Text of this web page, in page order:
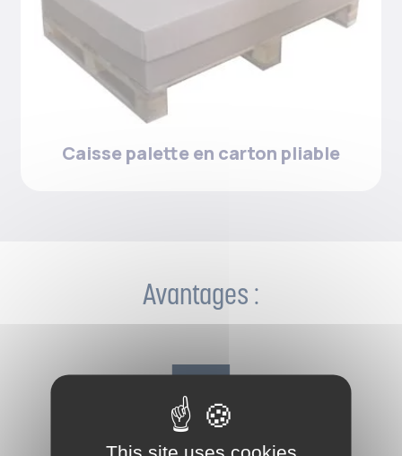
Caisse palette en carton pliable
Avantages :
This site uses cookies